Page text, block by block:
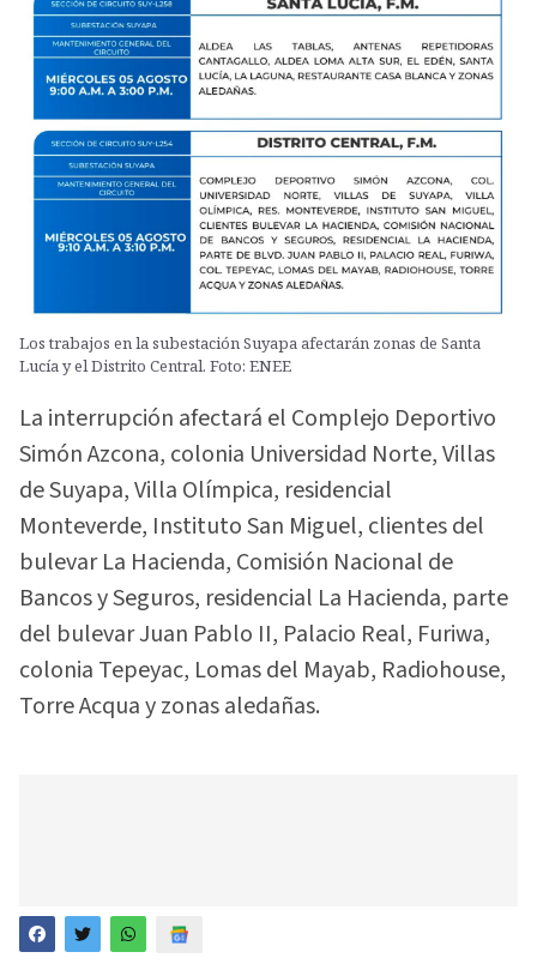
Los trabajos en la subestación Suyapa afectarán zonas de Santa
Lucía y el Distrito Central. Foto: ENEE
La interrupción afectará el Complejo Deportivo
Simón Azcona, colonia Universidad Norte, Villas
de Suyapa, Villa Olímpica, residencial
Monteverde, Instituto San Miguel, clientes del
bulevar La Hacienda, Comisión Nacional de
Bancos y Seguros, residencial La Hacienda, parte
del bulevar Juan Pablo II, Palacio Real, Furiwa,
colonia Tepeyac, Lomas del Mayab, Radiohouse,
Torre Acqua y zonas aledañas.